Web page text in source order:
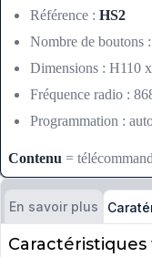
Référence : HS2
Nombre de boutons
Dimensions : H110
Fréquence radio :
Programmation :
Contenu =
En savoir plus